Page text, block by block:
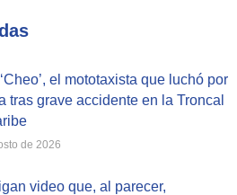
el mototaxista que luchó por
tras grave accidente en la Troncal
de 2026
video que, al parecer,